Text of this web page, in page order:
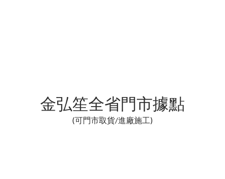
金弘笙全省門市據點
(可門市取貨/進廠施工)